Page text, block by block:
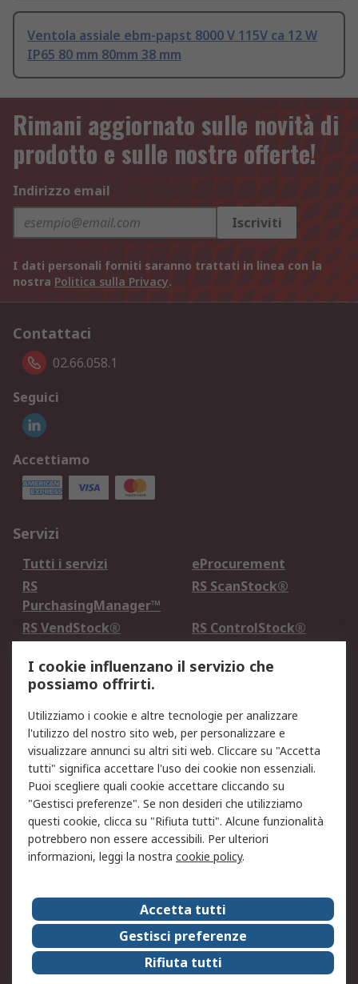
Ventola assiale ebm-papst 8000 V 115V ca 12 W
IP65 80 mm 80mm 38 mm
Rimani aggiornato sulle novità di
prodotto e sulle nostre offerte!
Indirizzo email
Iscriviti
I dati personali forniti saranno trattati in linea con la
nostra Politica sulla Privacy.
Contattaci
02.66.058.1
Seguici
Accettiamo
Servizi
Tutti i servizi
eProcurement
RS
PurchasingManager™
RS ScanStock®
RS VendStock®
RS ControlStock®
Legale
Informativa Cookie
Informativa Privacy -
Aggiornata
Email Security
Termini d'uso
Condizioni di vendita
Condizioni generali di
servizio
Etica e responsabilità
Chi Siamo
Chi Siamo
Contattaci
Supporto
ESG
Carriere
RS Group
Press Centre
Discovery: il Blog di RS
I cookie influenzano il servizio che
possiamo offrirti.
Utilizziamo i cookie e altre tecnologie per analizzare
l'utilizzo del nostro sito web, per personalizzare e
visualizzare annunci su altri siti web. Cliccare su "Accetta
tutti" significa accettare l'uso dei cookie non essenziali.
Puoi scegliere quali cookie accettare cliccando su
"Gestisci preferenze". Se non desideri che utilizziamo
questi cookie, clicca su "Rifiuta tutti". Alcune funzionalità
potrebbero non essere accessibili. Per ulteriori
informazioni, leggi la nostra cookie policy.
Accetta tutti
Gestisci preferenze
Rifiuta tutti